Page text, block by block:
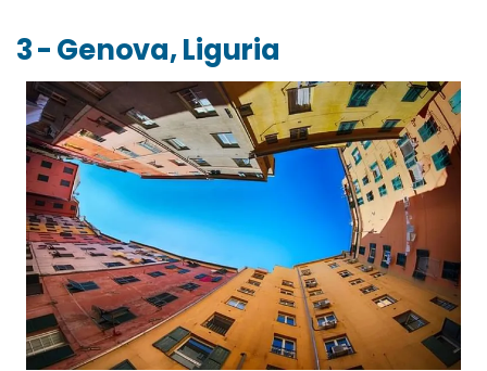
3 - Genova, Liguria